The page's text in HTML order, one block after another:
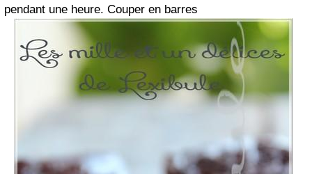
pendant une heure. Couper en barres